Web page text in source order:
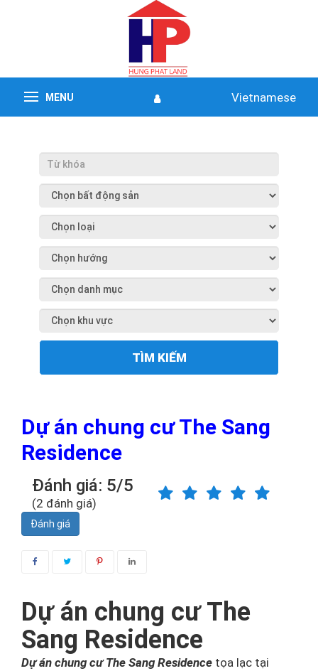
MENU Vietnamese
TÌM KIẾM
Dự án chung cư The Sang
Residence
Đánh giá: 5/5
(2 đánh giá)
Đánh giá
Dự án chung cư The
Sang Residence
Dự án chung cư The Sang Residence tọa lạc tại